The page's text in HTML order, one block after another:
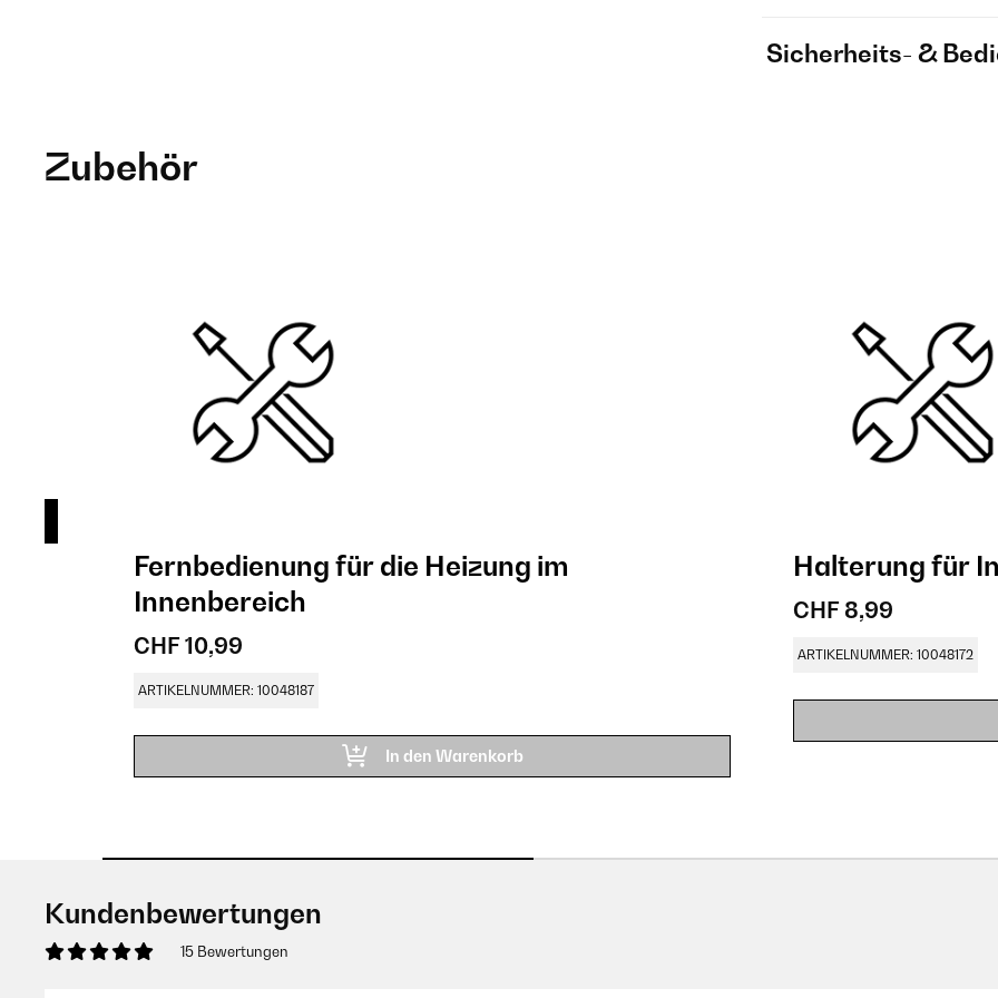
Sicherheits- &
Zubehör
Fernbedienung für die Heizung im
Innenbereich
CHF 10,99
ARTIKELNUMMER: 10048187
In den Warenkorb
Halterung für
CHF 8,99
ARTIKELNUMMER: 10048172
Kundenbewertungen
15 Bewertungen